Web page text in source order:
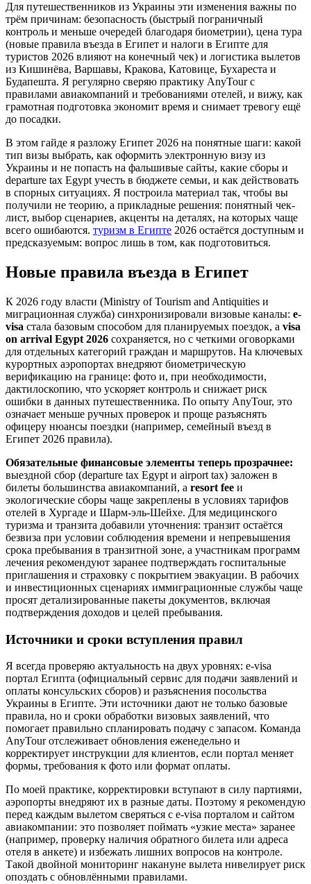
Для путешественников из Украины эти изменения важны по
трём причинам: безопасность (быстрый пограничный
контроль и меньше очередей благодаря биометрии), цена тура
(новые правила въезда в Египет и налоги в Египте для
туристов 2026 влияют на конечный чек) и логистика вылетов
из Кишинёва, Варшавы, Кракова, Катовице, Бухареста и
Будапешта. Я регулярно сверяю практику AnyTour с
правилами авиакомпаний и требованиями отелей, и вижу, как
грамотная подготовка экономит время и снимает тревогу ещё
до посадки.
В этом гайде я разложу Египет 2026 на понятные шаги: какой
тип визы выбрать, как оформить электронную визу из
Украины и не попасть на фальшивые сайты, какие сборы и
departure tax Egypt учесть в бюджете семьи, и как действовать
в спорных ситуациях. Я построила материал так, чтобы вы
получили не теорию, а прикладные решения: понятный чек-
лист, выбор сценариев, акценты на деталях, на которых чаще
всего ошибаются. туризм в Египте 2026 остаётся доступным и
предсказуемым: вопрос лишь в том, как подготовиться.
Новые правила въезда в Египет
К 2026 году власти (Ministry of Tourism and Antiquities и
миграционная служба) синхронизировали визовые каналы: e-
visa стала базовым способом для планируемых поездок, а visa
on arrival Egypt 2026 сохраняется, но с четкими оговорками
для отдельных категорий граждан и маршрутов. На ключевых
курортных аэропортах внедряют биометрическую
верификацию на границе: фото и, при необходимости,
дактилоскопию, что ускоряет контроль и снижает риск
ошибки в данных путешественника. По опыту AnyTour, это
означает меньше ручных проверок и проще разъяснять
офицеру нюансы поездки (например, семейный въезд в
Египет 2026 правила).
Обязательные финансовые элементы теперь прозрачнее:
выездной сбор (departure tax Egypt и airport tax) заложен в
билеты большинства авиакомпаний, а resort fee и
экологические сборы чаще закреплены в условиях тарифов
отелей в Хургаде и Шарм-эль-Шейхе. Для медицинского
туризма и транзита добавили уточнения: транзит остаётся
безвиза при условии соблюдения времени и непревышения
срока пребывания в транзитной зоне, а участникам программ
лечения рекомендуют заранее подтверждать госпитальные
приглашения и страховку с покрытием эвакуации. В рабочих
и инвестиционных сценариях иммиграционные службы чаще
просят детализированные пакеты документов, включая
подтверждения доходов и целей пребывания.
Источники и сроки вступления правил
Я всегда проверяю актуальность на двух уровнях: e-visa
портал Египта (официальный сервис для подачи заявлений и
оплаты консульских сборов) и разъяснения посольства
Украины в Египте. Эти источники дают не только базовые
правила, но и сроки обработки визовых заявлений, что
помогает правильно спланировать подачу с запасом. Команда
AnyTour отслеживает обновления еженедельно и
корректирует инструкции для клиентов, если портал меняет
формы, требования к фото или формат оплаты.
По моей практике, корректировки вступают в силу партиями,
аэропорты внедряют их в разные даты. Поэтому я рекомендую
перед каждым вылетом сверяться с e-visa порталом и сайтом
авиакомпании: это позволяет поймать «узкие места» заранее
(например, проверку наличия обратного билета или адреса
отеля в анкете) и избежать лишних вопросов на контроле.
Такой двойной мониторинг накануне вылета нивелирует риск
опоздать с обновлёнными правилами.